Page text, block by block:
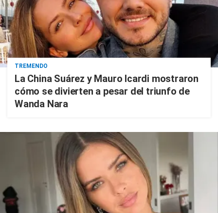
TREMENDO
La China Suárez y Mauro Icardi mostraron
cómo se divierten a pesar del triunfo de
Wanda Nara